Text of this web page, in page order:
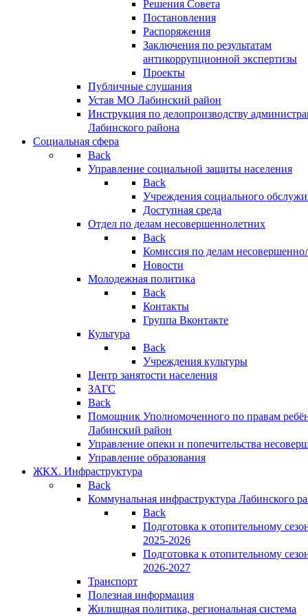
Решения Совета
Постановления
Распоряжения
Заключения по результатам
антикоррупционной экспертизы
Проекты
Публичные слушания
Устав МО Лабинский район
Инструкция по делопроизводству
Лабинского района
Социальная сфера
Back
Управление социальной защиты населения
Back
Учреждения социального
Доступная среда
Отдел по делам несовершеннолетних
Back
Комиссия по делам
Новости
Молодежная политика
Back
Контакты
Группа Вконтакте
Культура
Back
Учреждения культуры
Центр занятости населения
ЗАГС
Back
Помощник Уполномоченного по правам
Лабинский район
Управление опеки и попечительства
Управление образования
ЖКХ. Инфраструктура
Back
Коммунальная инфраструктура Лабинского
Back
Подготовка к отопительному
2025-2026
Подготовка к отопительному
2026-2027
Транспорт
Полезная информация
Жилищная политика, региональная система